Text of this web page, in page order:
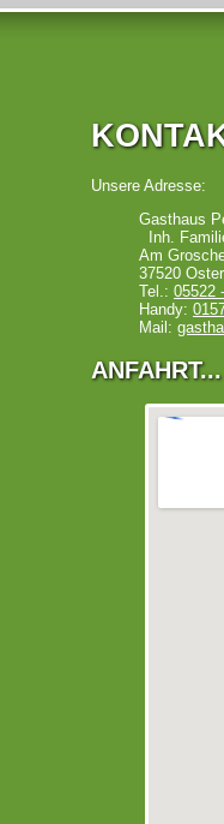
Unsere Adresse:
Gasthaus
Inh.
Am
37520
Tel.: 05522
Handy:
Mail:
ANFAHRT...